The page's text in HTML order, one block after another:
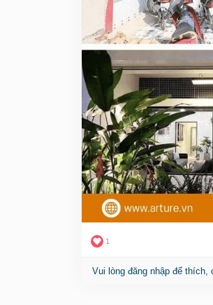
💬 Đã có hàng chục
phong cách tối giản…
👉 Tìm hiểu chi tiết tại
🔗
https://arture.vn/thiet-
dep-tiet-kiem-chi-phi/
#suanhacap4
#thietkenhadep
1
Vui lòng đăng nhập để thích,